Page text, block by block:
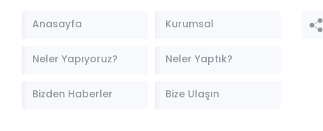
Anasayfa Kurumsal
Neler Yapıyoruz? Neler Yaptık?
Bizden Haberler Bize Ulaşın